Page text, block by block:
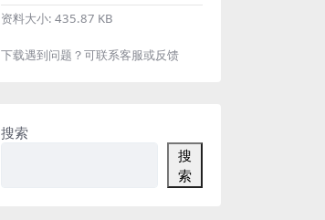
资料大小: 435.87 KB
下载遇到问题？可联系客服或反馈
搜索
搜
索